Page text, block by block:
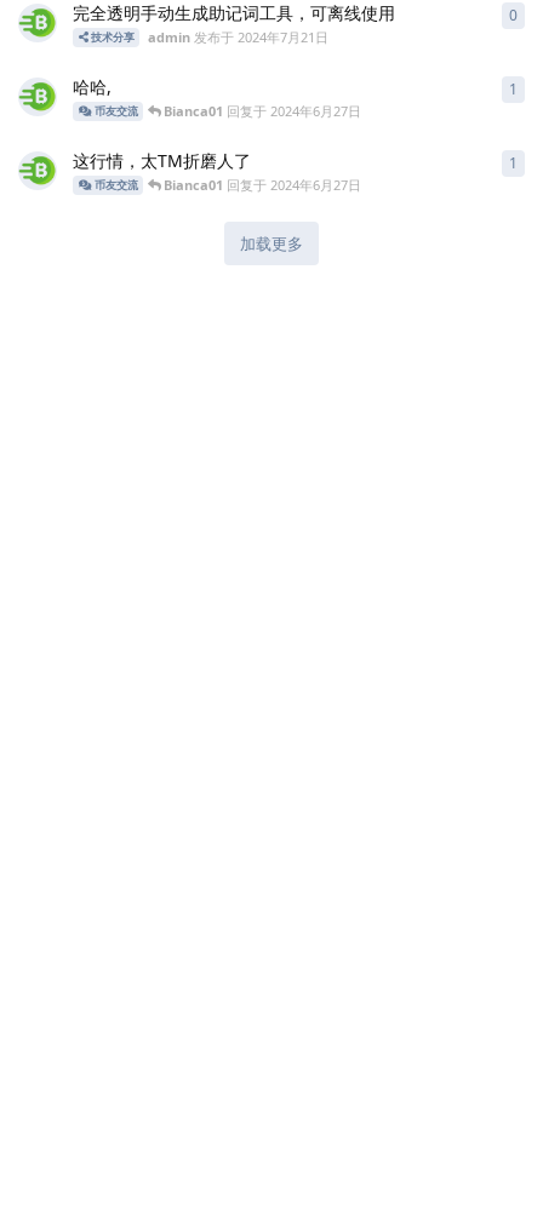
完全透明手动生成助记词工具，可离线使用
技术分享 admin 发布于2024年7月21日
0
哈哈,
币友交流 Bianca01 回复于2024年6月27日
1
这行情，太TM折磨人了
币友交流 Bianca01 回复于2024年6月27日
1
加载更多